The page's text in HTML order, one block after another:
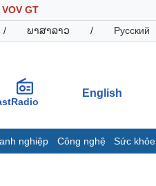
VOV GT
/ ພາສາລາວ / Русский
Radio
English
nghiệp Công nghệ Sức khỏe